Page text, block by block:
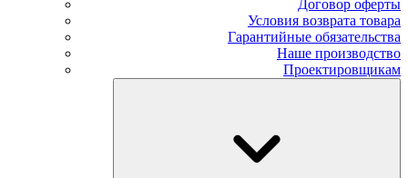
Договор оферты
Условия возврата товара
Гарантийные обязательства
Наше производство
Проектировщикам